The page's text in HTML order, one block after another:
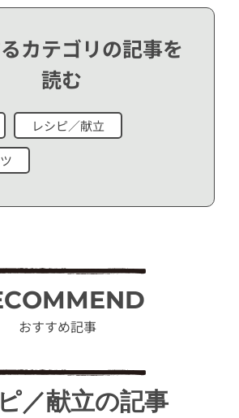
カテゴリの記事を
読む
レシピ／献立
おすすめ記事
／献立の記事